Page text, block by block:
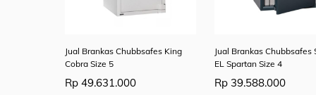
Jual Brankas Chubbsafes King
Cobra Size 5
Rp 49.631.000
Jual Brankas Chubbsafes
EL Spartan Size 4
Rp 39.588.000